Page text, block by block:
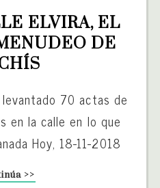
ELVIRA, EL
DE
70 actas de
en la calle en lo que
Hoy, 18-11-2018
>>